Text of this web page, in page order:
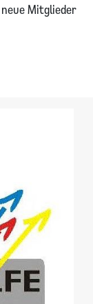
Mitglieder